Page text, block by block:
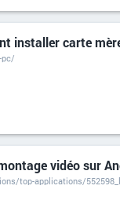
installer carte
pc/
vidéo sur
top-applications/